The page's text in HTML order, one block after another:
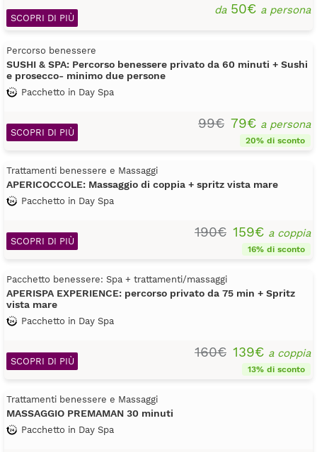
da50€ a persona
SCOPRI DI PIÙ
Percorso benessere
SUSHI & SPA: Percorso benessere privato da 60 minuti + Sushi
e prosecco- minimo due persone
Pacchetto in Day Spa
99€ 79€ a persona
20% di sconto
SCOPRI DI PIÙ
Trattamenti benessere e Massaggi
APERICOCCOLE: Massaggio di coppia + spritz vista mare
Pacchetto in Day Spa
190€ 159€ a coppia
16% di sconto
SCOPRI DI PIÙ
Pacchetto benessere: Spa + trattamenti/massaggi
APERISPA EXPERIENCE: percorso privato da 75 min + Spritz
vista mare
Pacchetto in Day Spa
160€ 139€ a coppia
13% di sconto
SCOPRI DI PIÙ
Trattamenti benessere e Massaggi
MASSAGGIO PREMAMAN 30 minuti
Pacchetto in Day Spa